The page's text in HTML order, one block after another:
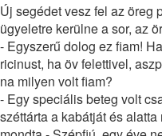
Új segédet vesz fel az öreg
ügyeletre kerülne a sor, az
- Egyszerű dolog ez fiam!
ricinust, ha öv felettivel,
na milyen volt fiam?
- Egy speciális beteg volt
széttárta a kabátját és